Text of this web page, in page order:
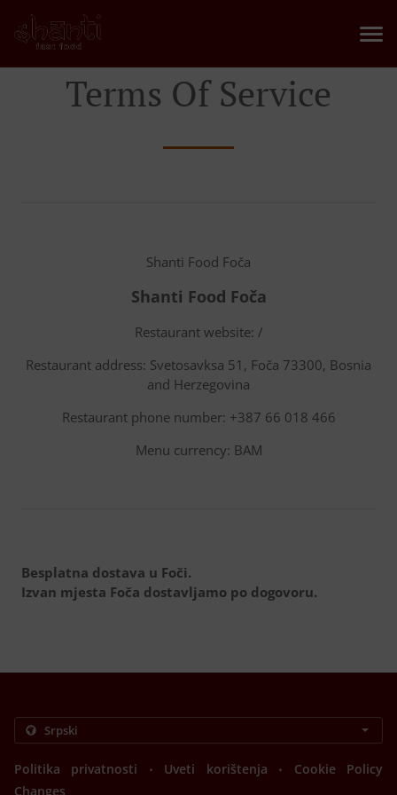
Terms Of Service
Shanti Food Foča
Shanti Food Foča
Restaurant website: /
Restaurant address: Svetosavksa 51, Foča 73300, Bosnia
and Herzegovina
Restaurant phone number: +387 66 018 466
Menu currency: BAM
Besplatna dostava u Foči.
Izvan mjesta Foča dostavljamo po dogovoru.
Politika privatnosti . Uveti korištenja .
Cookie Policy
Changes